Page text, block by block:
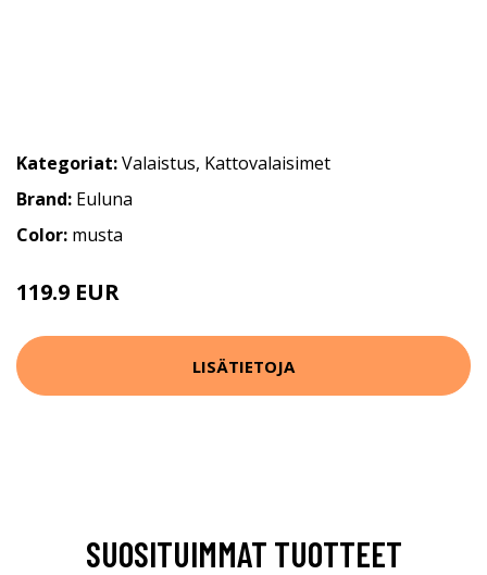
Kategoriat:Valaistus, Kattovalaisimet
Brand: Euluna
Color: musta
119.9 EUR
LISÄTIETOJA
SUOSITUIMMAT TUOTTEET